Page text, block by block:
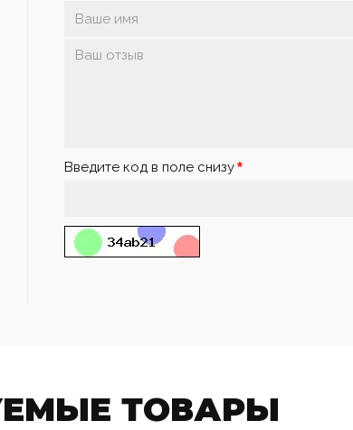
Введите код в поле снизу
ТОВАРЫ